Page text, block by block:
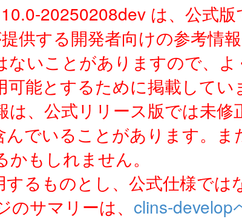
20250208dev は、公式版
供する開発者向けの参考情
いことがありますので、よ
能とするために掲載してい
は、公式リリース版では未
でいることがあります。
もしれません。
るものとし、公式仕様では
サマリーは、 clins-develop